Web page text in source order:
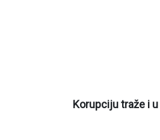
Korupciju traže i